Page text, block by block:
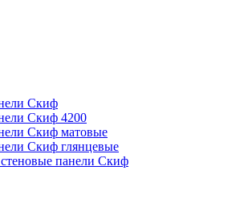
Скиф
Скиф 4200
Скиф матовые
Скиф глянцевые
панели Скиф